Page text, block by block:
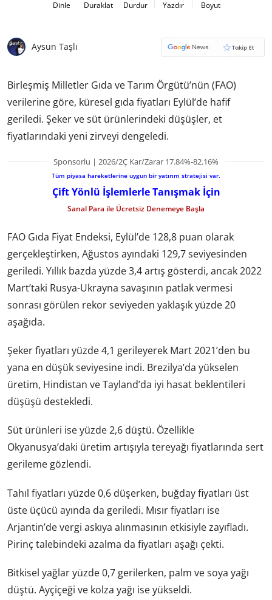
Dinle Duraklat Durdur Yazdır Boyut
Aysun Taşlı
Birleşmiş Milletler Gıda ve Tarım Örgütü’nün (FAO)
verilerine göre, küresel gıda fiyatları Eylül’de hafif
geriledi. Şeker ve süt ürünlerindeki düşüşler, et
fiyatlarındaki yeni zirveyi dengeledi.
Sponsorlu | 2026/2Ç Kar/Zarar 17.84%-82.16%
Tüm piyasa hareketlerine uygun bir yatırım stratejisi var.
Çift Yönlü İşlemlerle Tanışmak İçin
Sanal Para ile Ücretsiz Denemeye Başla
FAO Gıda Fiyat Endeksi, Eylül’de 128,8 puan olarak
gerçekleştirken, Ağustos ayındaki 129,7 seviyesinden
geriledi. Yıllık bazda yüzde 3,4 artış gösterdi, ancak 2022
Mart’taki Rusya-Ukrayna savaşının patlak vermesi
sonrası görülen rekor seviyeden yaklaşık yüzde 20
aşağıda.
Şeker fiyatları yüzde 4,1 gerileyerek Mart 2021’den bu
yana en düşük seviyesine indi. Brezilya’da yükselen
üretim, Hindistan ve Tayland’da iyi hasat beklentileri
düşüşü destekledi.
Süt ürünleri ise yüzde 2,6 düştü. Özellikle
Okyanusya’daki üretim artışıyla tereyağı fiyatlarında sert
gerileme gözlendi.
Tahıl fiyatları yüzde 0,6 düşerken, buğday fiyatları üst
üste üçücü ayında da geriledi. Mısır fiyatları ise
Arjantin’de vergi askıya alınmasının etkisiyle zayıfladı.
Pirinç talebindeki azalma da fiyatları aşağı çekti.
Bitkisel yağlar yüzde 0,7 gerilerken, palm ve soya yağı
düştü. Ayçiçeği ve kolza yağı ise yükseldi.